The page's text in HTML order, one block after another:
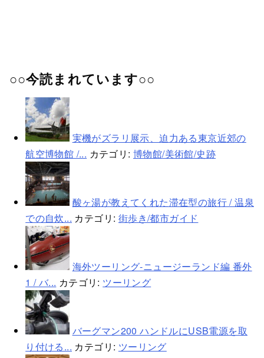
○○今読まれています○○
実機がズラリ展示、迫力ある東京近郊の
航空博物館 /... カテゴリ: 博物館/美術館/史跡
酸ヶ湯が教えてくれた滞在型の旅行 / 温泉
での自炊... カテゴリ: 街歩き/都市ガイド
海外ツーリング-ニュージーランド編 番外
1 / バ... カテゴリ: ツーリング
バーグマン200 ハンドルにUSB電源を取
り付ける... カテゴリ: ツーリング